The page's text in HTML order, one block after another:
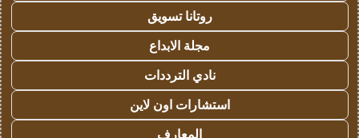
روتانا تسويق
مجلة الابداع
نادي الترددات
استشارات اون لاين
المعارف